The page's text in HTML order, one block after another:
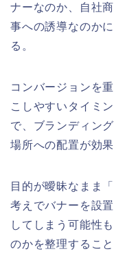
ナーなのか、自社
事への誘導なのか
る。
コンバージョンを
こしやすいタイミ
で、ブランディン
場所への配置が効果
目的が曖昧なまま
考えでバナーを設
してしまう可能性
のかを整理するこ